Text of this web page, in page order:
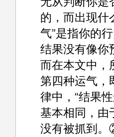
的，而出现什
气”是指你的
结果没有像你
而在本文中，
第四种运气，
律中，“结果
基本相同，由
没有被抓到